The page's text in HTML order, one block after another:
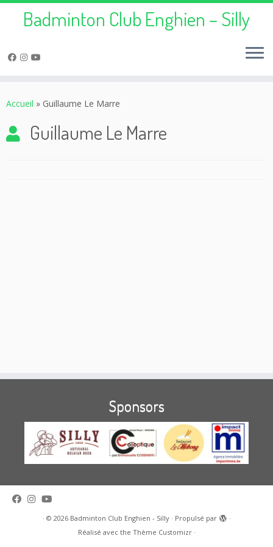
au
Badminton Club Enghien – Silly
Accueil » Guillaume Le Marre
Guillaume Le Marre
Sponsors
· © 2026 Badminton Club Enghien - Silly· Propulsé par
·
Réalisé avec the Thème Customizr·